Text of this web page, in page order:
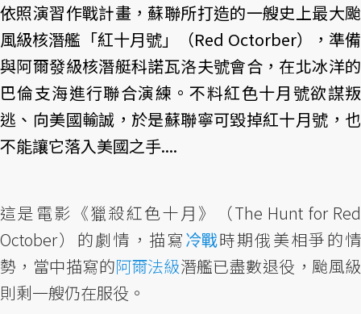
依照演習作戰計畫，蘇聯所打造的一艘史上最大颱
風級核潛艦「紅十月號」（Red Octorber），準備
與阿爾發級核潛艇科諾瓦洛夫號會合，在北冰洋的
巴倫支海進行聯合演練。不料紅色十月號欲謀叛
逃、向美國輸誠，於是蘇聯寧可毀掉紅十月號，也
不能讓它落入美國之手....
這是電影《獵殺紅色十月》（The Hunt for Red
October）的劇情，描寫冷戰時期俄美相爭的情
勢，當中描寫的阿爾法級潛艦已盡數退役，颱風級
則剩一艘仍在服役。